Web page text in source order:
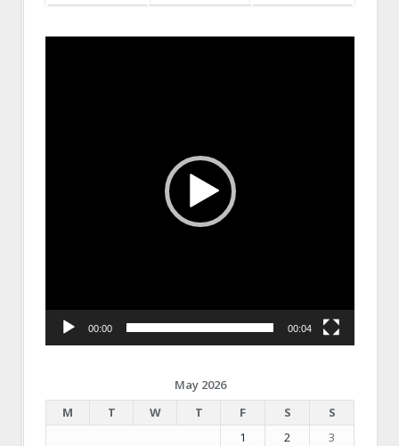
00:00 00:04
May 2026
M
T W T F S
S
1
2
3